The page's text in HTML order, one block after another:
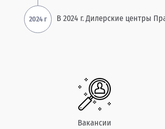
В 2024 г. Дилерские центры
Вакансии